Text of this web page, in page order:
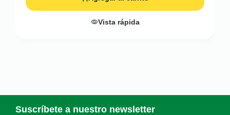
Vista rápida
Suscríbete a nuestro newsletter